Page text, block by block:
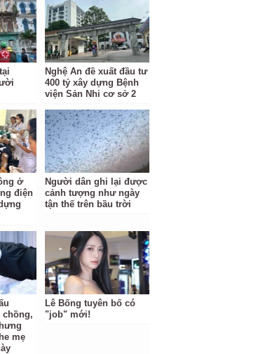
Nghệ An đề xuất đầu tư
400 tỷ xây dựng Bệnh
viện Sản Nhi cơ sở 2
ở
điện
Người dân ghi lại được
cảnh tượng như ngày
tận thế trên bầu trời
chồng,
mẹ
Lê Bống tuyên bố có
"job" mới!